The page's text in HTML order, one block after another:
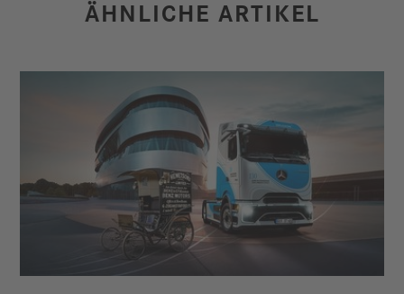
ÄHNLICHE ARTIKEL